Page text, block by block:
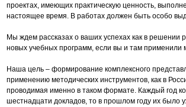
проектах, имеющих практическую ценность,
настоящее время. В работах должен быть особо
Мы ждем рассказах о ваших успехах как в решении
новых учебных программ, если вы и там
Наша цель – формирование комплексного
применению методических инструментов, как в
проводимая именно в таком формате. Каждый год
шестнадцати докладов, то в прошлом году их было